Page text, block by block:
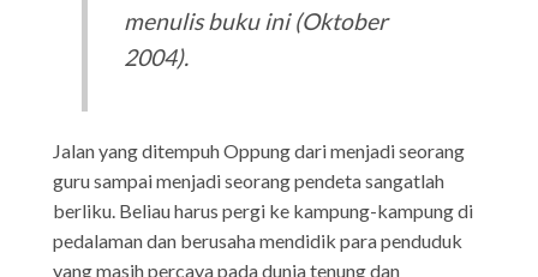
menulis buku ini (Oktober
2004).
Jalan yang ditempuh Oppung dari menjadi seorang
guru sampai menjadi seorang pendeta sangatlah
berliku. Beliau harus pergi ke kampung-kampung di
pedalaman dan berusaha mendidik para penduduk
yang masih percaya pada dunia tenung dan